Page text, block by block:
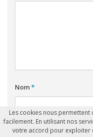
Nom*
E-mail*
Les cookies nous
facilement. En utilisant nos
votre accord pour exploiter